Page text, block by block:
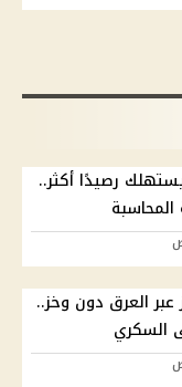
رصيدًا أكثر..
العرق دون وخز..
السكري